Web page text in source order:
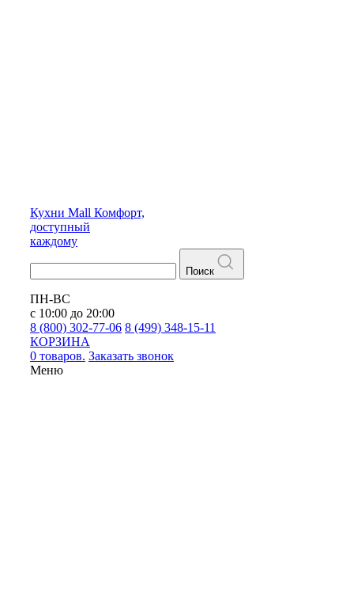
Кухни Mall Комфорт,
доступный
каждому
Поиск
ПН-ВС
с 10:00 до 20:00
8 (800) 302-77-06 8 (499) 348-15-11
КОРЗИНА
0 товаров. Заказать звонок
Меню